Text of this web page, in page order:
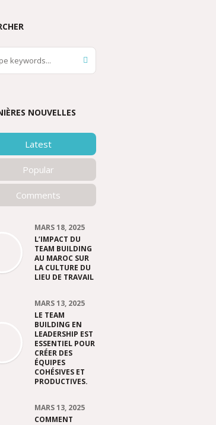
NOUVELLES
Latest
Popular
Comments
MARS 18, 2025
L’IMPACT DU
TEAM BUILDING
AU MAROC SUR
LA CULTURE DU
LIEU DE TRAVAIL
MARS 13, 2025
LE TEAM
BUILDING EN
LEADERSHIP EST
ESSENTIEL POUR
CRÉER DES
ÉQUIPES
COHÉSIVES ET
PRODUCTIVES.
MARS 13, 2025
COMMENT